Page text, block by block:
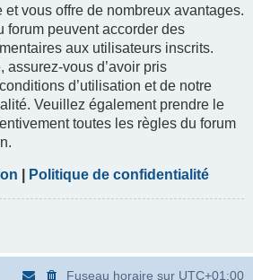
et vous offre de nombreux avantages.
forum peuvent accorder des
aux utilisateurs inscrits.
assurez-vous d’avoir pris
d’utilisation et de notre
Veuillez également prendre le
toutes les règles du forum
Politique de confidentialité
Fuseau horaire sur UTC+01:00